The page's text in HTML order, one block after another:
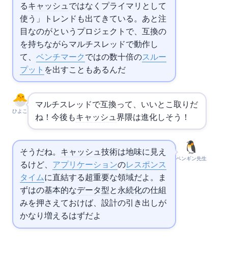
るキャッシュではなくプライマリDBとして
使う」トレンドも出てきている。あと注
目なのが Dragonfly というプロジェクトで、 互換の
を持ちながらマルチスレッドで動作し
て、 ベンチマーク ではの数十倍のスルー
プット を出すこともあるんだ
ひよこ
マルチスレッドで互換って、いいとこ取りだ
ね！今後もキャッシュ界隈は進化しそう！
ペンギン先生
そうだね。 キャッシュ技術は地味に見え
るけど、 アプリケーションのレスポンス
タイムに直結する超重要な領域だよ。ま
ずはの基本的なデータ型と 永続化の仕組
みを押さえておけば、設計の引き出しが
かなり増えるはずだよ